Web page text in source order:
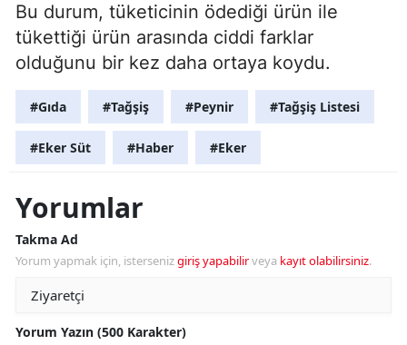
Bu durum, tüketicinin ödediği ürün ile
tükettiği ürün arasında ciddi farklar
olduğunu bir kez daha ortaya koydu.
#Gıda #Tağşiş #Peynir #Tağşiş Listesi
#Eker Süt #Haber #Eker
Yorumlar
Takma Ad
Yorum yapmak için, istersenizgiriş yapabilirveya kayıt olabilirsiniz.
Yorum Yazın (500 Karakter)